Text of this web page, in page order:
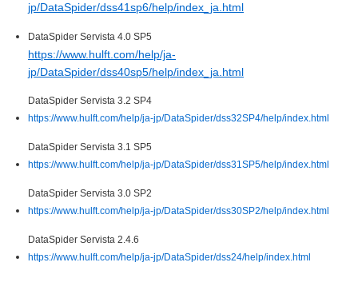
jp/DataSpider/dss41sp6/help/index_ja.html
DataSpider Servista 4.0 SP5
https://www.hulft.com/help/ja-
jp/DataSpider/dss40sp5/help/index_ja.html
DataSpider Servista 3.2 SP4
https://www.hulft.com/help/ja-jp/DataSpider/dss32SP4/help/index.html
DataSpider Servista 3.1 SP5
https://www.hulft.com/help/ja-jp/DataSpider/dss31SP5/help/index.html
DataSpider Servista 3.0 SP2
https://www.hulft.com/help/ja-jp/DataSpider/dss30SP2/help/index.html
DataSpider Servista 2.4.6
https://www.hulft.com/help/ja-jp/DataSpider/dss24/help/index.html